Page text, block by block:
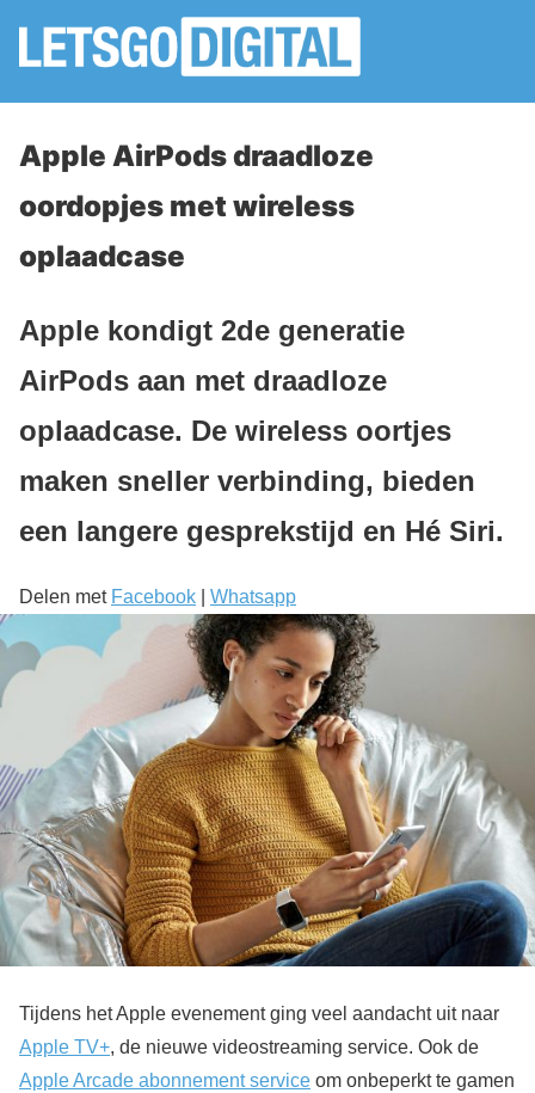
Apple AirPods draadloze
oordopjes met wireless
oplaadcase
Apple kondigt 2de generatie
AirPods aan met draadloze
oplaadcase. De wireless oortjes
maken sneller verbinding, bieden
een langere gesprekstijd en Hé Siri.
Delen met Facebook Whatsapp
Tijdens het Apple evenement ging veel aandacht uit naar
Apple TV+, de nieuwe videostreaming service. Ook de
Apple Arcade abonnement service om onbeperkt te gamen